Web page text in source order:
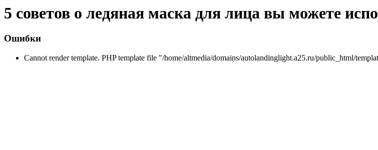
5 советов о ледяная маска для лица вы можете
Ошибки
Cannot render template. PHP template file "/home/altmedia/domains/autolandinglight.a25.ru/public_html/